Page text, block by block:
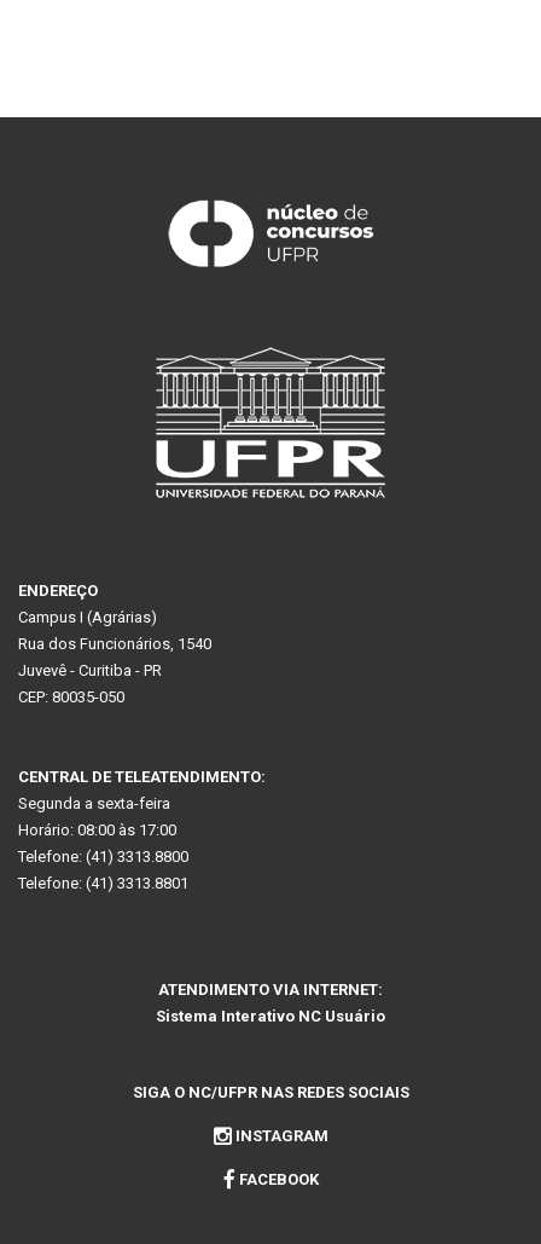
ENDEREÇO
Campus I (Agrárias)
Rua dos Funcionários, 1540
Juvevê - Curitiba - PR
CEP: 80035-050
CENTRAL DE TELEATENDIMENTO:
Segunda a sexta-feira
Horário: 08:00 às 17:00
Telefone: (41) 3313.8800
Telefone: (41) 3313.8801
ATENDIMENTO VIA INTERNET:
Sistema Interativo NC Usuário
SIGA O NC/UFPR NAS REDES SOCIAIS
INSTAGRAM
FACEBOOK